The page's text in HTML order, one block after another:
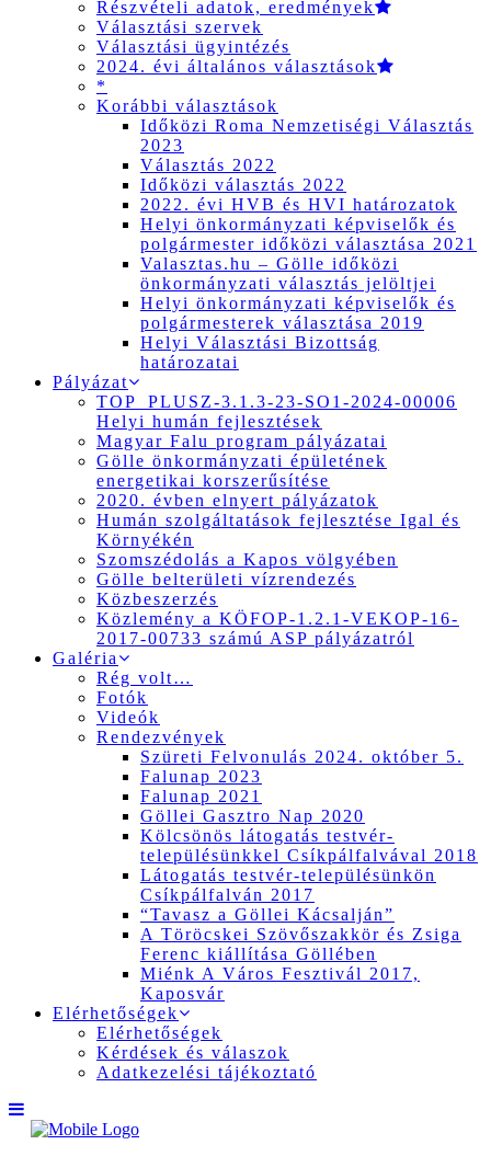
Részvételi adatok, eredmények
Választási szervek
Választási ügyintézés
2024. évi általános választások
*
Korábbi választások
Időközi Roma Nemzetiségi Választás
2023
Választás 2022
Időközi választás 2022
2022. évi HVB és HVI határozatok
Helyi önkormányzati képviselők és
polgármester időközi választása 2021
Valasztas.hu – Gölle időközi
önkormányzati választás jelöltjei
Helyi önkormányzati képviselők és
polgármesterek választása 2019
Helyi Választási Bizottság
határozatai
Pályázat
TOP_PLUSZ-3.1.3-23-SO1-2024-00006
Helyi humán fejlesztések
Magyar Falu program pályázatai
Gölle önkormányzati épületének
energetikai korszerűsítése
2020. évben elnyert pályázatok
Humán szolgáltatások fejlesztése Igal és
Környékén
Szomszédolás a Kapos völgyében
Gölle belterületi vízrendezés
Közbeszerzés
Közlemény a KÖFOP-1.2.1-VEKOP-16-
2017-00733 számú ASP pályázatról
Galéria
Rég volt…
Fotók
Videók
Rendezvények
Szüreti Felvonulás 2024. október 5.
Falunap 2023
Falunap 2021
Göllei Gasztro Nap 2020
Kölcsönös látogatás testvér-
településünkkel Csíkpálfalvával 2018
Látogatás testvér-településünkön
Csíkpálfalván 2017
“Tavasz a Göllei Kácsalján”
A Töröcskei Szövőszakkör és Zsiga
Ferenc kiállítása Göllében
Miénk A Város Fesztivál 2017,
Kaposvár
Elérhetőségek
Elérhetőségek
Kérdések és válaszok
Adatkezelési tájékoztató